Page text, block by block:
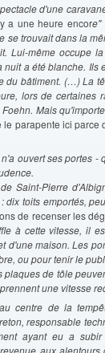
d'une
a une heure encore"
se trouvait dans la
Lui-même occupe
a été blanche. Ils
du bâtiment. (…) La
lors de certaines
Mais
le parapente ici parce
ouvert ses portes -
Saint-Pierre
dix toits emportés,
de recenser les
à cette vitesse, il
d'une maison. Les
ou pour tenir le
de tôle
une vitesse
centre de la
responsable
ayant eu a subir
aux